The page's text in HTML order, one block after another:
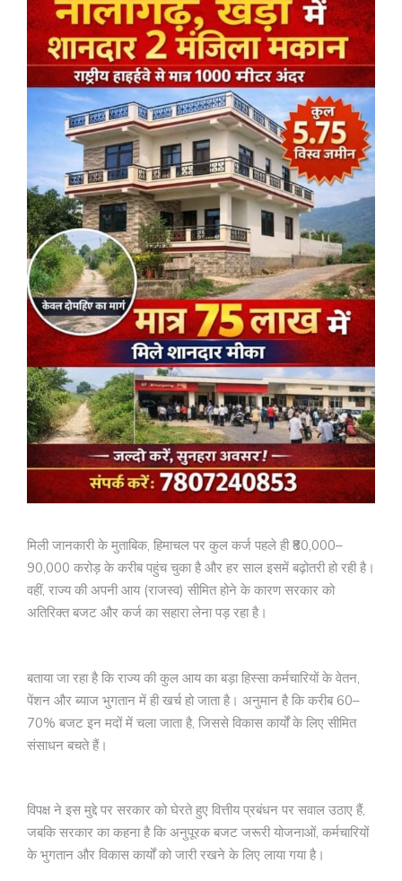
मिली जानकारी के मुताबिक, हिमाचल पर कुल कर्ज पहले ही ₹80,000–
90,000 करोड़ के करीब पहुंच चुका है और हर साल इसमें बढ़ोतरी हो रही है।
वहीं, राज्य की अपनी आय (राजस्व) सीमित होने के कारण सरकार को
अतिरिक्त बजट और कर्ज का सहारा लेना पड़ रहा है।
बताया जा रहा है कि राज्य की कुल आय का बड़ा हिस्सा कर्मचारियों के वेतन,
पेंशन और ब्याज भुगतान में ही खर्च हो जाता है। अनुमान है कि करीब 60–
70% बजट इन मदों में चला जाता है, जिससे विकास कार्यों के लिए सीमित
संसाधन बचते हैं।
विपक्ष ने इस मुद्दे पर सरकार को घेरते हुए वित्तीय प्रबंधन पर सवाल उठाए हैं,
जबकि सरकार का कहना है कि अनुपूरक बजट जरूरी योजनाओं, कर्मचारियों
के भुगतान और विकास कार्यों को जारी रखने के लिए लाया गया है।